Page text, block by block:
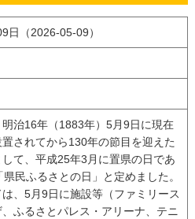
日（2026-05-09）
治16年（1883年）5月9日に現在
されてから130年の節目を迎えた
して、平成25年3月に置県の日であ
民ふるさとの日」と定めました。
、5月9日に施設等（ファミリース
ふるさとパレス・アリーナ、テニ